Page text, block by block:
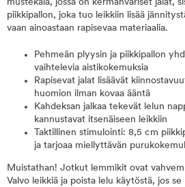
mustekala, jossa on kermanväriset jalat,
piikkipallon, joka tuo leikkiin lisää
vaan ainoastaan rapisevaa materiaalia.
Pehmeän plyysin ja piikkipallon
vaihtelevia aistikokemuksia
Rapisevat jalat lisäävät
huomion ilman kovaa ääntä
Kahdeksan jalkaa tekevät lelun
kannustavat itsenäiseen leikkiin
Taktillinen stimulointi: 8,5 cm
ja tarjoaa miellyttävän
Muistathan! Jotkut lemmikit ovat
Valvo leikkiä ja poista lelu käytöstä, jos